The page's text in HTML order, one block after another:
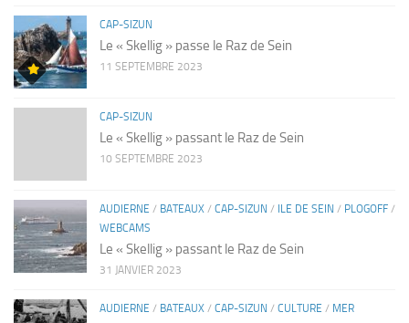
CAP-SIZUN
Le « Skellig » passe le Raz de Sein
11 SEPTEMBRE 2023
CAP-SIZUN
Le « Skellig » passant le Raz de Sein
10 SEPTEMBRE 2023
AUDIERNE / BATEAUX / CAP-SIZUN / ILE DE SEIN / PLOGOFF /
WEBCAMS
Le « Skellig » passant le Raz de Sein
31 JANVIER 2023
AUDIERNE / BATEAUX / CAP-SIZUN / CULTURE / MER